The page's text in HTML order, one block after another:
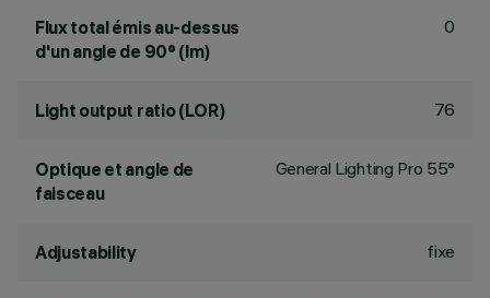
Flux total émis au-dessus
d'un angle de 90° (lm)
0
Light output ratio (LOR) 76
Optique et angle de
faisceau
General Lighting Pro 55°
Adjustability fixe